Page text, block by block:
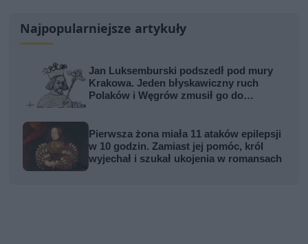
Najpopularniejsze artykuły
Jan Luksemburski podszedł pod mury
Krakowa. Jeden błyskawiczny ruch
Polaków i Węgrów zmusił go do
Pierwsza żona miała 11 ataków epilepsji
w 10 godzin. Zamiast jej pomóc, król
wyjechał i szukał ukojenia w romansach